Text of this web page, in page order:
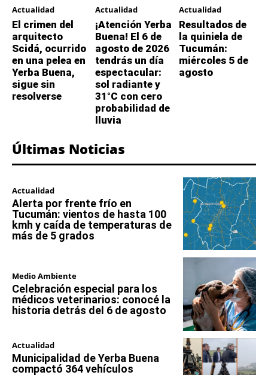
Actualidad
El crimen del
arquitecto
Scidá, ocurrido
en una pelea en
Yerba Buena,
sigue sin
resolverse
Actualidad
¡Atención Yerba
Buena! El 6 de
agosto de 2026
tendrás un día
espectacular:
sol radiante y
31°C con cero
probabilidad de
lluvia
Actualidad
Resultados de
la quiniela de
Tucumán:
miércoles 5 de
agosto
Últimas Noticias
Actualidad
Alerta por frente frío en
Tucumán: vientos de hasta 100
kmh y caída de temperaturas de
más de 5 grados
Medio Ambiente
Celebración especial para los
médicos veterinarios: conocé la
historia detrás del 6 de agosto
Actualidad
Municipalidad de Yerba Buena
compactó 364 vehículos